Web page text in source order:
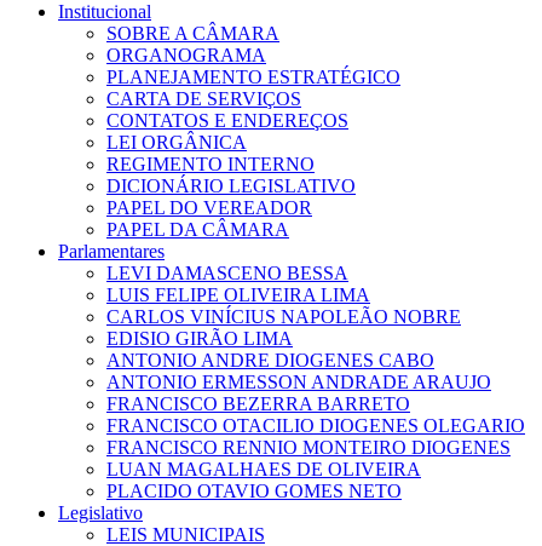
Institucional
SOBRE A CÂMARA
ORGANOGRAMA
PLANEJAMENTO ESTRATÉGICO
CARTA DE SERVIÇOS
CONTATOS E ENDEREÇOS
LEI ORGÂNICA
REGIMENTO INTERNO
DICIONÁRIO LEGISLATIVO
PAPEL DO VEREADOR
PAPEL DA CÂMARA
Parlamentares
LEVI DAMASCENO BESSA
LUIS FELIPE OLIVEIRA LIMA
CARLOS VINÍCIUS NAPOLEÃO NOBRE
EDISIO GIRÃO LIMA
ANTONIO ANDRE DIOGENES CABO
ANTONIO ERMESSON ANDRADE ARAUJO
FRANCISCO BEZERRA BARRETO
FRANCISCO OTACILIO DIOGENES OLEGARIO
FRANCISCO RENNIO MONTEIRO DIOGENES
LUAN MAGALHAES DE OLIVEIRA
PLACIDO OTAVIO GOMES NETO
Legislativo
LEIS MUNICIPAIS